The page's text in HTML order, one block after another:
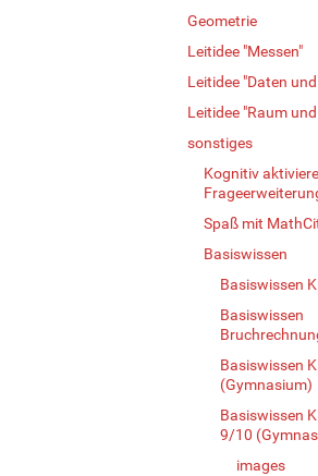
Geometrie
Leitidee "Messen"
Leitidee "Daten
Leitidee "Raum
sonstiges
Kognitiv
Spaß mit
Basiswissen
Basiswissen
Basiswissen
Basiswissen
(Gymnasium)
Basiswissen
9/10
images